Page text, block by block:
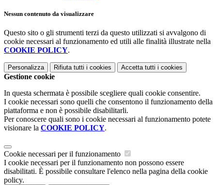
Nessun contenuto da visualizzare
Questo sito o gli strumenti terzi da questo utilizzati si avvalgono di
cookie necessari al funzionamento ed utili alle finalità illustrate nella
COOKIE POLICY.
Personalizza Rifiuta tutti i cookies Accetta tutti i cookies
Gestione cookie
In questa schermata è possibile scegliere quali cookie consentire.
I cookie necessari sono quelli che consentono il funzionamento della
piattaforma e non è possibile disabilitarli.
Per conoscere quali sono i cookie necessari al funzionamento potete
visionare la COOKIE POLICY.
Cookie necessari per il funzionamento
I cookie necessari per il funzionamento non possono essere
disabilitati. È possibile consultare l'elenco nella pagina della cookie
policy.